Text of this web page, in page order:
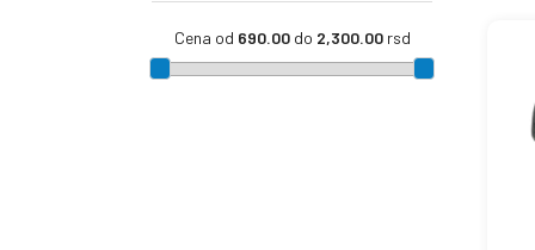
Cena od 690.00do 2,300.00rsd